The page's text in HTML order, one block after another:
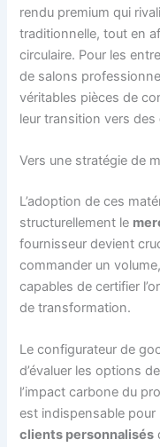
rendu premium qui
traditionnelle, tout en
circulaire. Pour les
de salons
véritables pièces de
leur transition vers des
Vers une stratégie de
L’adoption de ces
structurellement le
fournisseur devient
commander un
capables de certifier
de transformation.
Le configurateur de
d’évaluer les options
l’impact carbone du
est indispensable
clients personnalisés